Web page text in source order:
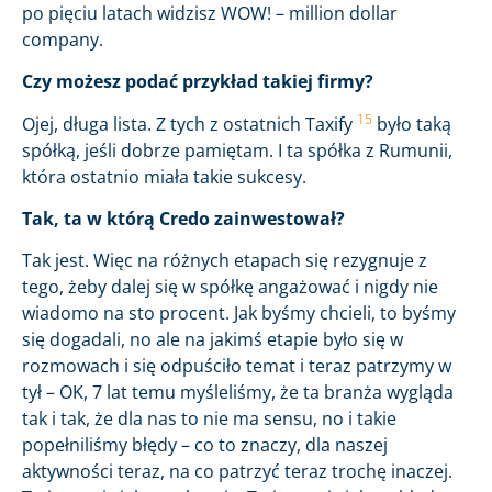
po pięciu latach widzisz WOW! – million dollar
company.
Czy możesz podać przykład takiej firmy?
Ojej, długa lista. Z tych z ostatnich Taxify 15 było taką
spółką, jeśli dobrze pamiętam. I ta spółka z Rumunii,
która ostatnio miała takie sukcesy.
Tak, ta w którą Credo zainwestował?
Tak jest. Więc na różnych etapach się rezygnuje z
tego, żeby dalej się w spółkę angażować i nigdy nie
wiadomo na sto procent. Jak byśmy chcieli, to byśmy
się dogadali, no ale na jakimś etapie było się w
rozmowach i się odpuściło temat i teraz patrzymy w
tył – OK, 7 lat temu myśleliśmy, że ta branża wygląda
tak i tak, że dla nas to nie ma sensu, no i takie
popełniliśmy błędy – co to znaczy, dla naszej
aktywności teraz, na co patrzyć teraz trochę inaczej.